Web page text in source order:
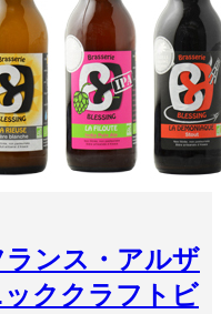
ランス・アルザ
ククラフトビ